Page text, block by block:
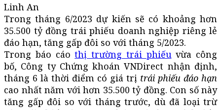
Linh An
Trong tháng 6/2023 dự kiến sẽ có khoảng hơn
35.500 tỷ đồng trái phiếu doanh nghiệp riêng lẻ
đáo hạn, tăng gấp đôi so với tháng 5/2023.
Trong báo cáothị trường trái phiếuvừa công
bố, Công ty Chứng khoán VNDirect nhận định,
tháng 6 là thời điểm có giá trị trái phiếu đáo hạn
cao nhất năm với hơn 35.500 tỷ đồng. Con số này
tăng gấp đôi so với tháng trước, dù đã loại trừ